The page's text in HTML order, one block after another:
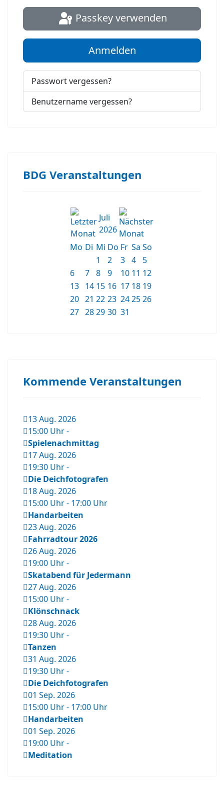
Passkey verwenden
Anmelden
Passwort vergessen?
Benutzername vergessen?
BDG Veranstaltungen
Juli
2026
Mo Di Mi Do Fr Sa So
1
2 3 4
5
6
7 8 9 10 11 12
13 14 15 16 17 18 19
20 21 22 23 242526
27 2829 30 31
Kommende Veranstaltungen
13 Aug. 2026
15:00 Uhr-
Spielenachmittag
17 Aug. 2026
19:30 Uhr-
Die Deichfotografen
18 Aug. 2026
15:00 Uhr- 17:00 Uhr
Handarbeiten
23 Aug. 2026
Fahrradtour 2026
26 Aug. 2026
19:00 Uhr-
Skatabend für Jedermann
27 Aug. 2026
15:00 Uhr-
Klönschnack
28 Aug. 2026
19:30 Uhr-
Tanzen
31 Aug. 2026
19:30 Uhr-
Die Deichfotografen
01 Sep. 2026
15:00 Uhr- 17:00 Uhr
Handarbeiten
01 Sep. 2026
19:00 Uhr-
Meditation